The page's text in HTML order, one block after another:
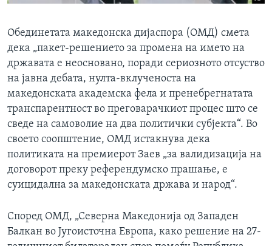
Обединетата македонска дијаспора (ОМД) смета
дека „пакет-решението за промена на името на
државата е неосновано, поради сериозното отсуство
на јавна дебата, нулта-вклученоста на
македонската академска фела и пренебрегнатата
транспарентност во преговарачкиот процес што се
сведе на самоволие на два политички субјекта“. Во
своето соопштение, ОМД истакнува дека
политиката на премиерот Заев „за валидизација на
договорот преку референдумско прашање, е
суицидална за македонската држава и народ“.
Според ОМД, „Северна Македонија од Западен
Балкан во Југоисточна Европа, како решение на 27-